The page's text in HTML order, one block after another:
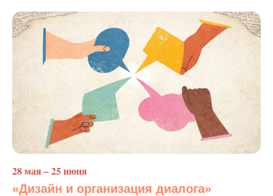
28 мая – 25 июня
«Дизайн и организация диалога»